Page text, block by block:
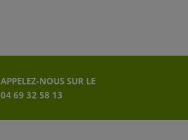
APPELEZ-NOUS SUR LE
04 69 32 58 13